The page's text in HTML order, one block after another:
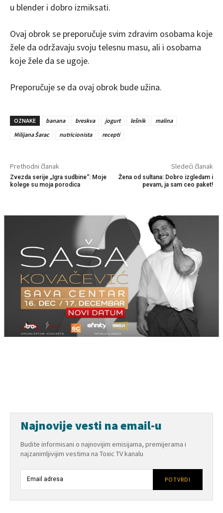
u blender i dobro izmiksati.
Ovaj obrok se preporučuje svim zdravim osobama koje
žele da održavaju svoju telesnu masu, ali i osobama
koje žele da se ugoje.
Preporučuje se da ovaj obrok bude užina.
OZNAKE banana breskva jogurt lešnik
malina
Milijana Šarac
nutricionista recepti
Prethodni članak
Zvezda serije „Igra sudbine“: Moje
kolege su moja porodica
Sledeći članak
Žena od sultana: Dobro izgledam i
pevam, ja sam ceo paket!
Najnovije vesti na email-u
Budite informisani o najnovijim emisijama, premijerama i
najzanimljivijim vestima na Toxic TV kanalu
POTVRDI